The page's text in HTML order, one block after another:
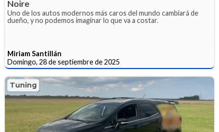
Noire
Uno de los autos modernos más caros del mundo cambiará de
dueño, y no podemos imaginar lo que va a costar.
Miriam Santillán
Domingo, 28 de septiembre de 2025
Tuning